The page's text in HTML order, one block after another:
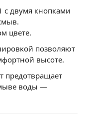
с двумя кнопками
цвете.
позволяют
высоте.
предотвращает
воды —